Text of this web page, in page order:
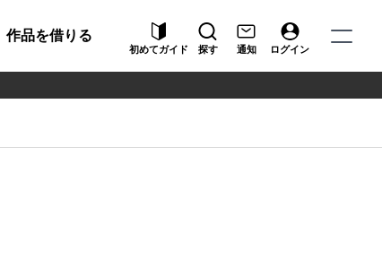
作品を借りる
初めてガイド 探す 通知 ログイン